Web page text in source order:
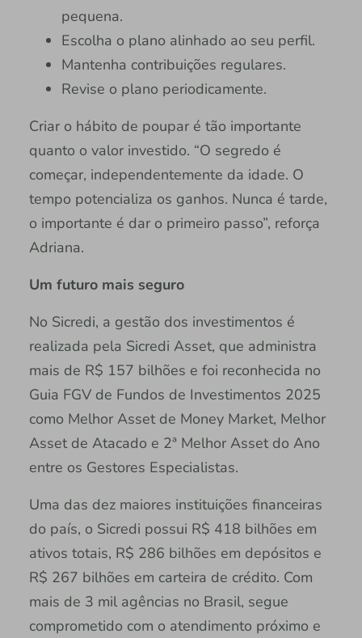
pequena.
Escolha o plano alinhado ao seu perfil.
Mantenha contribuições regulares.
Revise o plano periodicamente.
Criar o hábito de poupar é tão importante
quanto o valor investido. “O segredo é
começar, independentemente da idade. O
tempo potencializa os ganhos. Nunca é tarde,
o importante é dar o primeiro passo”, reforça
Adriana.
Um futuro mais seguro
No Sicredi, a gestão dos investimentos é
realizada pela Sicredi Asset, que administra
mais de R$ 157 bilhões e foi reconhecida no
Guia FGV de Fundos de Investimentos 2025
como Melhor Asset de Money Market, Melhor
Asset de Atacado e 2ª Melhor Asset do Ano
entre os Gestores Especialistas.
Uma das dez maiores instituições financeiras
do país, o Sicredi possui R$ 418 bilhões em
ativos totais, R$ 286 bilhões em depósitos e
R$ 267 bilhões em carteira de crédito. Com
mais de 3 mil agências no Brasil, segue
comprometido com o atendimento próximo e